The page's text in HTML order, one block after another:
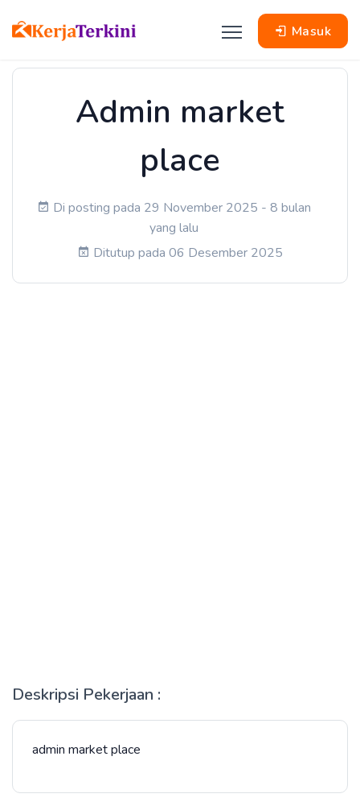
Masuk
Admin market
place
Di posting pada 29 November 2025 - 8 bulan
yang lalu
Ditutup pada 06 Desember 2025
Deskripsi Pekerjaan :
admin market place